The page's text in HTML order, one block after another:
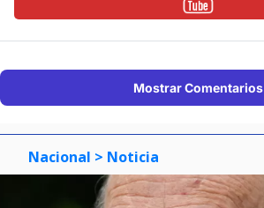
Mostrar Comentarios
Nacional > Noticia